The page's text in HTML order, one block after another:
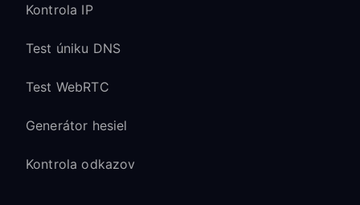
Kontrola IP
Test úniku DNS
Test WebRTC
Generátor hesiel
Kontrola odkazov